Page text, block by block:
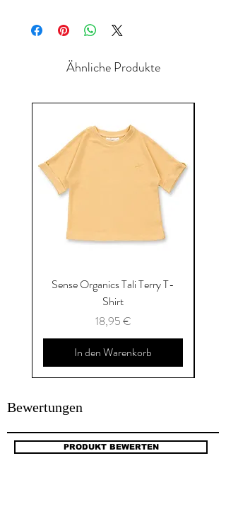
Ähnliche Produkte
Sense Organics Tali Terry T-
Shirt
Preis
18,95 €
In den Warenkorb
Bewertungen
PRODUKT BEWERTEN